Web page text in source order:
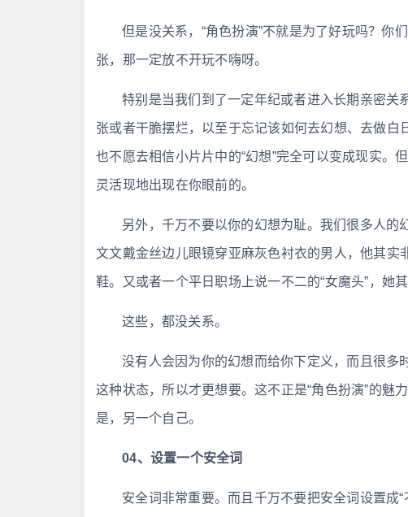
但是没关系，“角色扮演”不就是为了好玩吗？你
张，那一定放不开玩不嗨呀。
特别是当我们到了一定年纪或者进入长期亲密关
张或者干脆摆烂，以至于忘记该如何去幻想、去做白
也不愿去相信小片片中的“幻想”完全可以变成现实。
灵活现地出现在你眼前的。
另外，千万不要以你的幻想为耻。我们很多人
文文戴金丝边儿眼镜穿亚麻灰色衬衣的男人，他其
鞋。又或者一个平日职场上说一不二的“女魔头”，她
这些，都没关系。
没有人会因为你的幻想而给你下定义，而且很多
这种状态，所以才更想要。这不正是“角色扮演”的魅
是，另一个自己。
04、设置一个安全词
安全词非常重要。而且千万不要把安全词设置成